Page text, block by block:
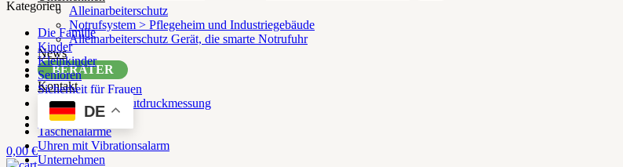
Alleinarbeiterschutz
Notrufsystem > Pflegeheim und Industriegebäude
Alleinarbeiterschutz Gerät, die smarte Notrufuhr
News
BERATER
Kontakt
DE
0,00€
Kategorien
Die Familie
Kinder
Kleinkinder
Senioren
Sicherheit für Frauen
Smartwatch mit Blutdruckmessung
SOS Armbänder
Taschenalarme
Uhren mit Vibrationsalarm
Unternehmen